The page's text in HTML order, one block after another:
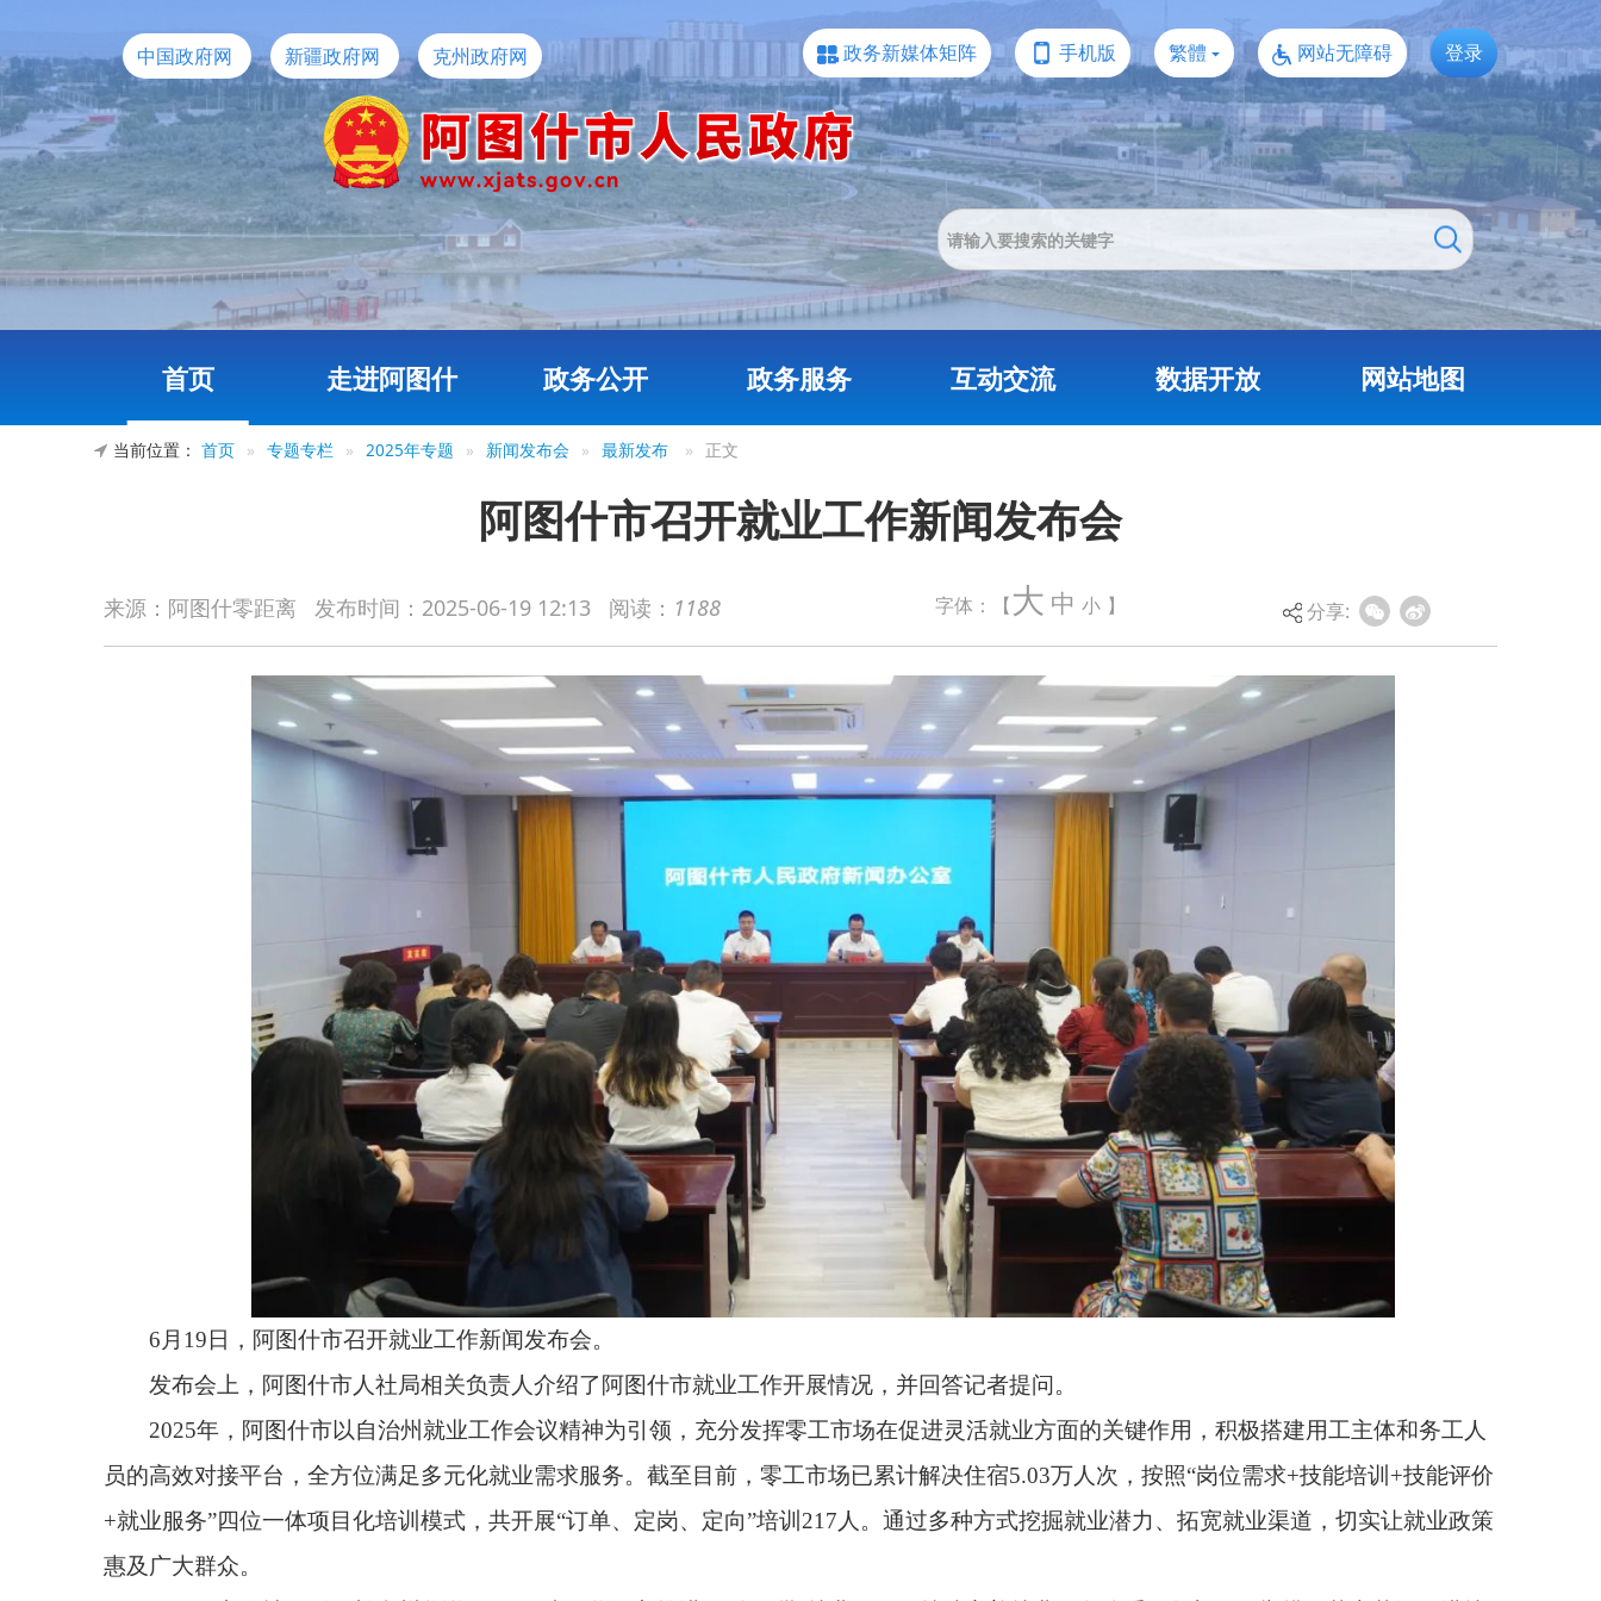
中国政府网 新疆政府网 克州政府网 政务新媒体矩阵 手机版 繁體 网站无障碍 登录
首页 走进阿图什 政务公开 政务服务 互动交流 数据开放 网站地图
当前位置： 首页 » 专题专栏 » 2025年专题 » 新闻发布会 » 最新发布 » 正文
阿图什市召开就业工作新闻发布会
来源：阿图什零距离 发布时间： 2025-06-19 12:13 阅读： 1188 字体：【大 中 小 】 分享:
6月19日，阿图什市召开就业工作新闻发布会。
发布会上，阿图什市人社局相关负责人介绍了阿图什市就业工作开展情况，并回答记者提问。
2025年，阿图什市以自治州就业工作会议精神为引领，充分发挥零工市场在促进灵活就业方面的关键作用，积极搭建用工主体和务工人
员的高效对接平台，全方位满足多元化就业需求服务。截至目前，零工市场已累计解决住宿5.03万人次，按照“岗位需求+技能培训+技能评价
+就业服务”四位一体项目化培训模式，共开展“订单、定岗、定向”培训217人。通过多种方式挖掘就业潜力、拓宽就业渠道，切实让就业政策
阿图什市人社局副局长肖州华说：“下一步，将深入推进‘五个一批’就业工程，持续完善就业服务体系，创新工作举措，落实落细促进就
业各项政策措施，不断谱写就业创业发展新篇章，让各族群众的获得感、幸福感、安全感更加充实、更有保障、更可持续，努力开创全市就
业工作新局面。”